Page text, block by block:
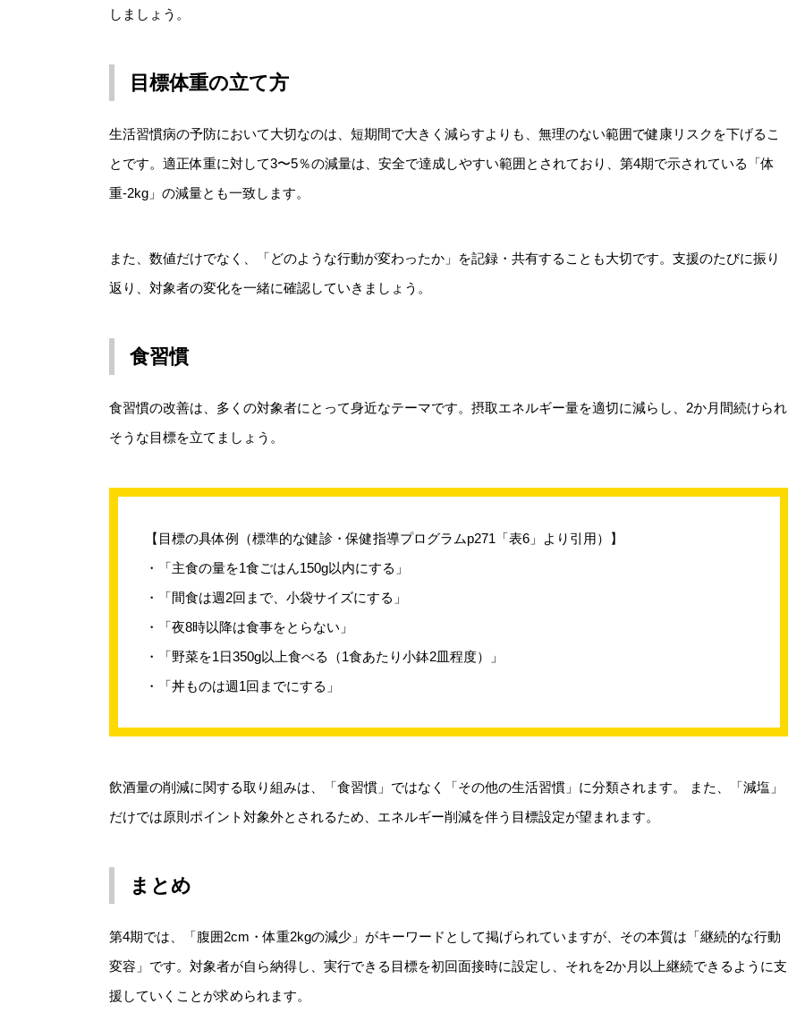
しましょう。
目標体重の立て方
生活習慣病の予防において大切なのは、短期間で大きく減らすよりも、無理のない範囲で健康リスクを下げるこ
とです。適正体重に対して3〜5％の減量は、安全で達成しやすい範囲とされており、第4期で示されている「体
重-2kg」の減量とも一致します。
また、数値だけでなく、「どのような行動が変わったか」を記録・共有することも大切です。支援のたびに振り
返り、対象者の変化を一緒に確認していきましょう。
食習慣
食習慣の改善は、多くの対象者にとって身近なテーマです。摂取エネルギー量を適切に減らし、2か月間続けられ
そうな目標を立てましょう。
【目標の具体例（標準的な健診・保健指導プログラムp271「表6」より引用）】
・「主食の量を1食ごはん150g以内にする」
・「間食は週2回まで、小袋サイズにする」
・「夜8時以降は食事をとらない」
・「野菜を1日350g以上食べる（1食あたり小鉢2皿程度）」
・「丼ものは週1回までにする」
飲酒量の削減に関する取り組みは、「食習慣」ではなく「その他の生活習慣」に分類されます。 また、「減塩」
だけでは原則ポイント対象外とされるため、エネルギー削減を伴う目標設定が望まれます。
まとめ
第4期では、「腹囲2cm・体重2kgの減少」がキーワードとして掲げられていますが、その本質は「継続的な行動
変容」です。対象者が自ら納得し、実行できる目標を初回面接時に設定し、それを2か月以上継続できるように支
援していくことが求められます。